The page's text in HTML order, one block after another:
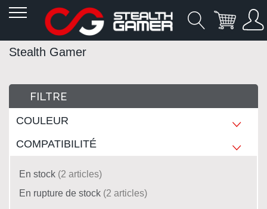
AllezStealth Gamer
FILTRE
COULEUR
COMPATIBILITÉ
En stock 2 articles
En rupture de stock 2 articles